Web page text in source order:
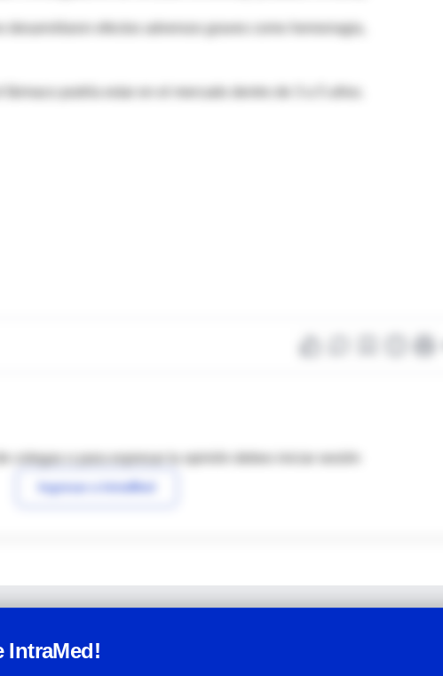
desarrollaron efectos adversos graves como hemorragia,
podría estar en el mercado dentro de 3 a 5 años.
colegas o para expresar tu opinión debes iniciar sesión
Ingresar a IntraMed
IntraMed!